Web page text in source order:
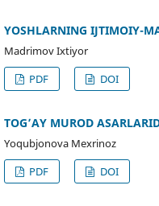
YOSHLARNING IJTIMOIY-
Madrimov Ixtiyor
PDF
DOI
TOG’AY MUROD
Yoqubjonova Mexrinoz
PDF
DOI